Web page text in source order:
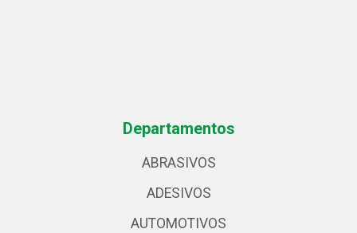
Departamentos
ABRASIVOS
ADESIVOS
AUTOMOTIVOS